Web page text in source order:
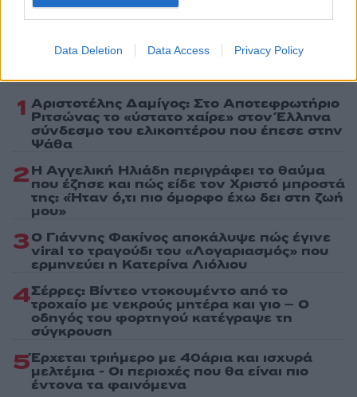
Data Deletion Data Access Privacy Policy
1 Αριστοτέλης Δαμίγος: Στο Αποτεφρωτήριο
Ριτσώνας το «ύστατο χαίρε» στον Έλληνα
σύνδεσμο του ελικοπτέρου που έπεσε στην
Ψάθα
2Η Αγγελική Ηλιάδη περιγράφει το θαύμα
που έζησε και πώς είδε τον Χριστό μπροστά
της: «Ήταν ό,τι πιο όμορφο έχω δει στη ζωή
μου»
3Ο Γιάννης Φακίνος αποκάλυψε πώς έγινε
viral το τραγούδι του «Λογαριασμός» που
ερμηνεύει η Κατερίνα Λιόλιου
4Σέρρες: Βίντεο ντοκουμέντο από το
τροχαίο με νεκρούς μητέρα και γιο – Ο
οδηγός του φορτηγού κατέγραψε τη
σύγκρουση
5Έρχεται τριήμερο με 40άρια και ισχυρά
μελτέμια - Οι περιοχές που θα είναι πιο
έντονα τα φαινόμενα